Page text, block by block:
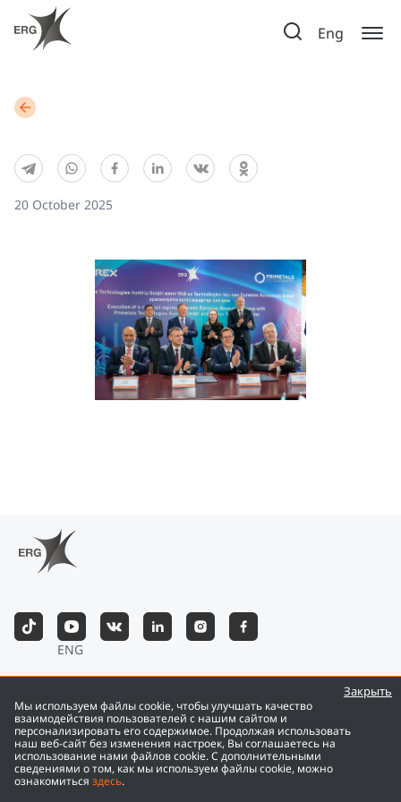
Мы используем файлы cookie, чтобы улучшать качество
взаимодействия пользователей с нашим сайтом и
персонализировать его содержимое. Продолжая использовать
наш веб-сайт без изменения настроек, Вы соглашаетесь на
использование нами файлов cookie. С дополнительными
сведениями о том, как мы используем файлы cookie, можно
ознакомиться здесь.
Закрыть
Eng
20 October 2025
ENG